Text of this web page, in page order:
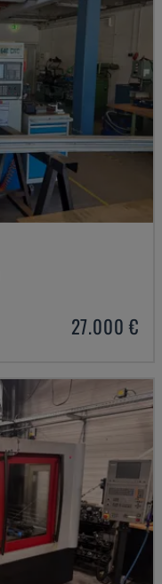
27.000 €